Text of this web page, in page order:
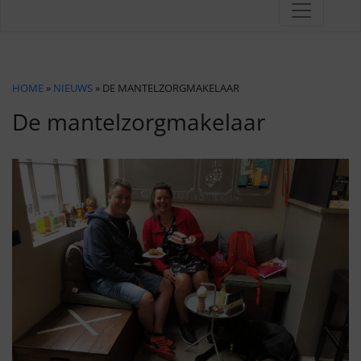
HOME » NIEUWS » DE MANTELZORGMAKELAAR
De mantelzorgmakelaar